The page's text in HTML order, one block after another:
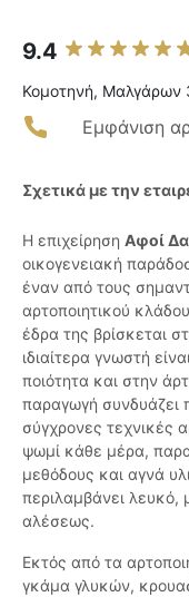
9.4
Κομοτηνή, Μαλγάρων
Εμφάνιση
Σχετικά με την
Η επιχείρηση Αφοί
οικογενειακή
έναν από τους
αρτοποιητικού
έδρα της βρίσκεται
ιδιαίτερα γνωστή
ποιότητα και στην
παραγωγή συνδυάζει
σύγχρονες τεχνικές
ψωμί κάθε μέρα,
μεθόδους και αγνά
περιλαμβάνει λευκό,
αλέσεως.
Εκτός από τα
γκάμα γλυκών,